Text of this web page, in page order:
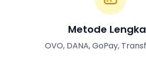
Metode
OVO, DANA, GoPay,